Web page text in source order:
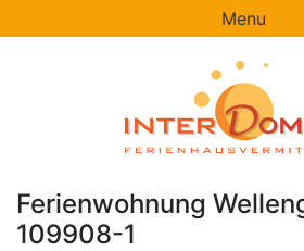
Menu
Ferienwohnung
109908-1